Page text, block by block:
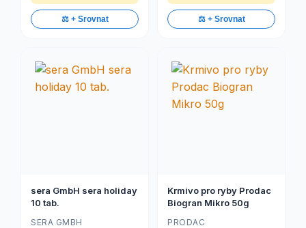
⚖️ + Srovnat ⚖️ + Srovnat
sera GmbH sera holiday
10 tab.
SERA GMBH
Krmivo pro ryby Prodac
Biogran Mikro 50g
PRODAC